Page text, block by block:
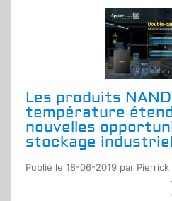
Les produits
température
nouvelles
stockage industriel
Publié le 18-06-2019 par Pierrick